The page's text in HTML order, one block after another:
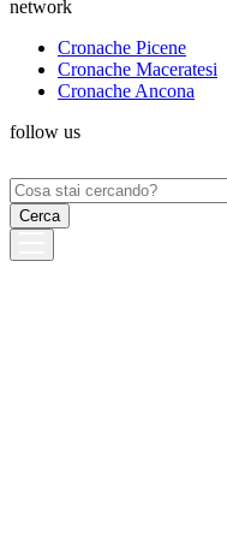
network
Cronache Picene
Cronache Maceratesi
Cronache Ancona
follow us
Ricerca
per: